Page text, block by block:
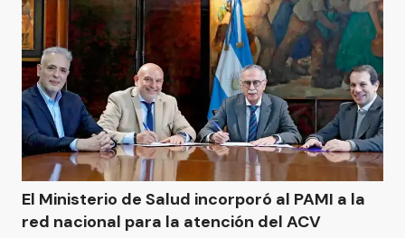
El Ministerio de Salud incorporó al PAMI a la
red nacional para la atención del ACV